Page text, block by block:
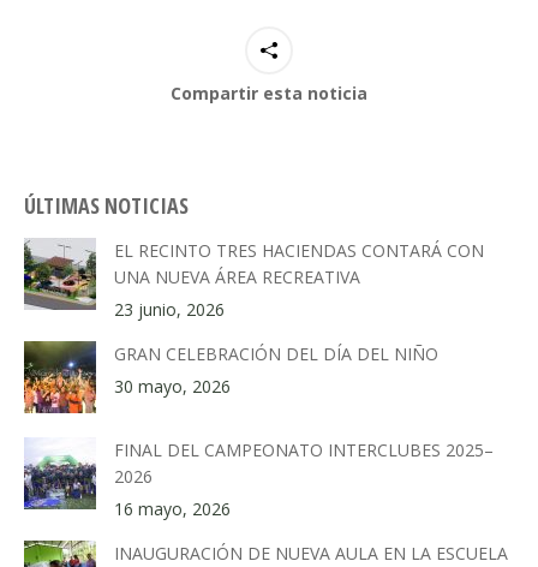
Compartir esta noticia
ÚLTIMAS NOTICIAS
EL RECINTO TRES HACIENDAS CONTARÁ CON
UNA NUEVA ÁREA RECREATIVA
23 junio, 2026
GRAN CELEBRACIÓN DEL DÍA DEL NIÑO
30 mayo, 2026
FINAL DEL CAMPEONATO INTERCLUBES 2025–
2026
16 mayo, 2026
INAUGURACIÓN DE NUEVA AULA EN LA ESCUELA